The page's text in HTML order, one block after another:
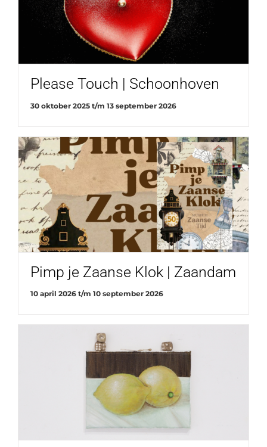
Please Touch | Schoonhoven
30 oktober 2025t/m 13 september 2026
Pimp je Zaanse Klok | Zaandam
10 april 2026t/m 10 september 2026